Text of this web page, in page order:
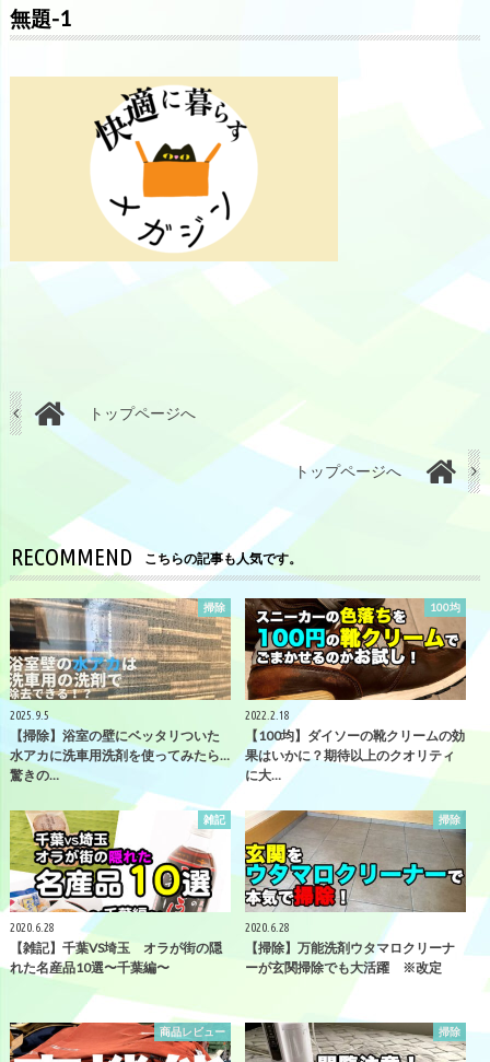
無題-1
トップページへ
トップページへ
RECOMMEND こちらの記事も人気です。
掃除
2025.9.5
【掃除】浴室の壁にベッタリついた
水アカに洗車用洗剤を使ってみたら…
驚きの…
100均
2022.2.18
【100均】ダイソーの靴クリームの効
果はいかに？期待以上のクオリティ
に大…
雑記
2020.6.28
【雑記】千葉VS埼玉 オラが街の隠
れた名産品10選〜千葉編〜
掃除
2020.6.28
【掃除】万能洗剤ウタマロクリーナ
ーが玄関掃除でも大活躍 ※改定
商品レビュー 掃除